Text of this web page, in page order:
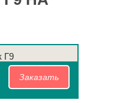
Заказать